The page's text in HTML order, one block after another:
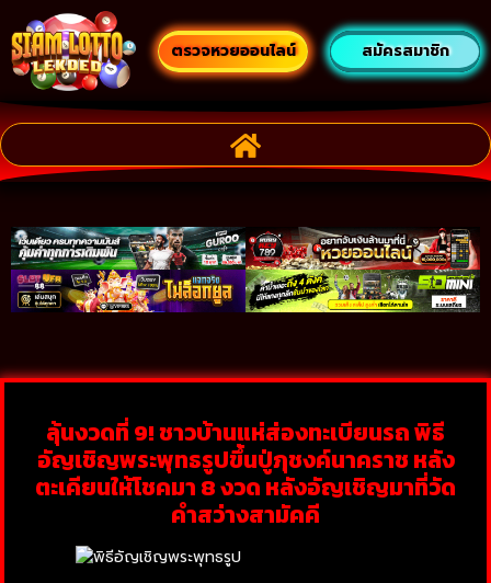
ตรวจหวยออนไลน์ สมัครสมาชิก
ลุ้นงวดที่ 9! ชาวบ้านแห่ส่องทะเบียนรถ พิธี
อัญเชิญพระพุทธรูปขึ้นปู่ภุชงค์นาคราช หลัง
ตะเคียนให้โชคมา 8 งวด หลังอัญเชิญมาที่วัด
คำสว่างสามัคคี